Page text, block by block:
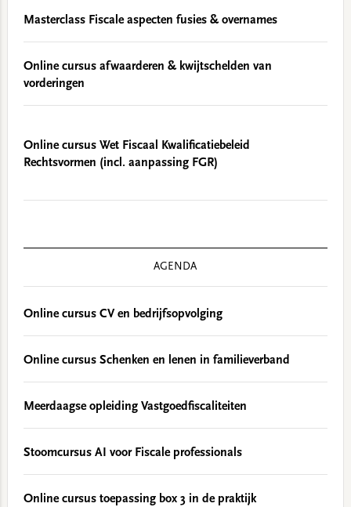
Masterclass Fiscale aspecten fusies & overnames
Online cursus afwaarderen & kwijtschelden van
vorderingen
Online cursus Wet Fiscaal Kwalificatiebeleid
Rechtsvormen (incl. aanpassing FGR)
AGENDA
Online cursus CV en bedrijfsopvolging
Online cursus Schenken en lenen in familieverband
Meerdaagse opleiding Vastgoedfiscaliteiten
Stoomcursus AI voor Fiscale professionals
Online cursus toepassing box 3 in de praktijk